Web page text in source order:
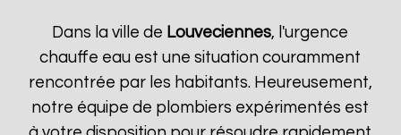
Dans la ville de Louveciennes, l'urgence
chauffe eau est une situation couramment
rencontrée par les habitants. Heureusement,
notre équipe de plombiers expérimentés est